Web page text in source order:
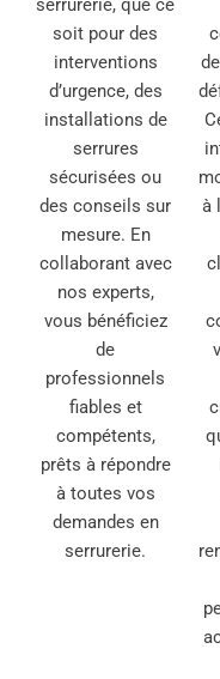
serrurerie, que ce
soit pour des
interventions
d’urgence, des
installations de
serrures
sécurisées ou
des conseils sur
mesure. En
collaborant avec
nos experts,
vous bénéficiez
de
professionnels
fiables et
compétents,
prêts à répondre
à toutes vos
demandes en
serrurerie.
à